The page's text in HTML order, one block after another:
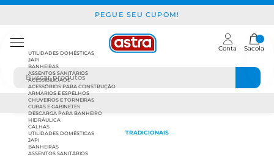
PEGUE SEU CUPOM!
Conta Sacola
UTILIDADES DOMÉSTICAS
JAPI
BANHEIRAS
ASSENTOS SANITÁRIOS
ACESSIBILIDADE
ACESSÓRIOS PARA CONSTRUÇÃO
ARMÁRIOS E ESPELHOS
CHUVEIROS E TORNEIRAS
CUBAS E GABINETES
DESCARGA PARA BANHEIRO
HIDRÁULICA
CALHAS
UTILIDADES DOMÉSTICAS
JAPI
BANHEIRAS
ASSENTOS SANITÁRIOS
TRADICIONAIS